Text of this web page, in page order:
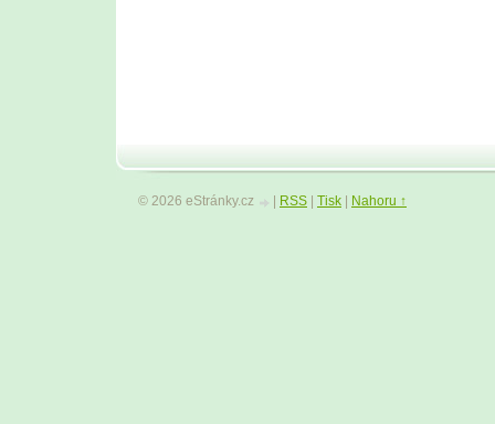
© 2026 eStránky.cz RSS Tisk Nahoru ↑